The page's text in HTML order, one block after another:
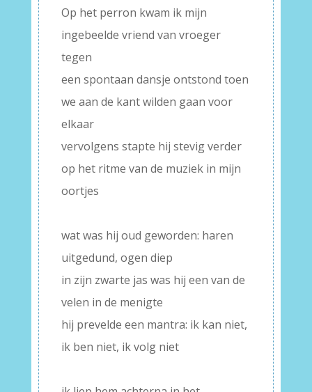
Op het perron kwam ik mijn
ingebeelde vriend van vroeger
tegen
een spontaan dansje ontstond toen
we aan de kant wilden gaan voor
elkaar
vervolgens stapte hij stevig verder
op het ritme van de muziek in mijn
oortjes
wat was hij oud geworden: haren
uitgedund, ogen diep
in zijn zwarte jas was hij een van de
velen in de menigte
hij prevelde een mantra: ik kan niet,
ik ben niet, ik volg niet